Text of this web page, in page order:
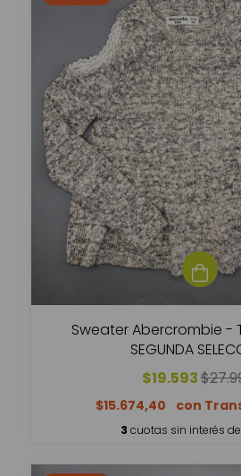
Sweater Abercrombie -
SEGUNDA
$19.593
$15.674,40
3 cuotas sin interés de